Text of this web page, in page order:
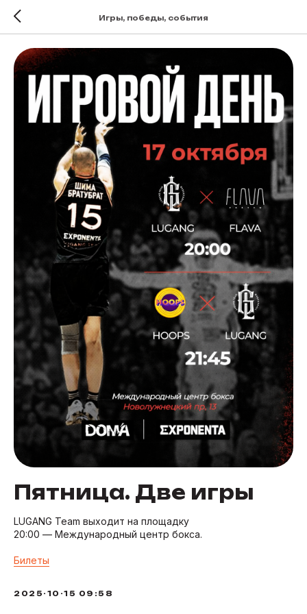
Игры, победы, события
Пятница. Две игры
LUGANG Team выходит на площадку
20:00 — Международный центр бокса.
Билеты
2025-10-15 09:58